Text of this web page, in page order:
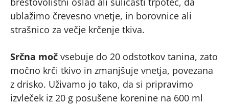
ublažimo črevesno vnetje, in borovnice ali
strašnico za večje krčenje tkiva.
Srčna moč vsebuje do 20 odstotkov tanina, zato
močno krči tkivo in zmanjšuje vnetja, povezana
z drisko. Uživamo jo tako, da si pripravimo
izvleček iz 20 g posušene korenine na 600 ml